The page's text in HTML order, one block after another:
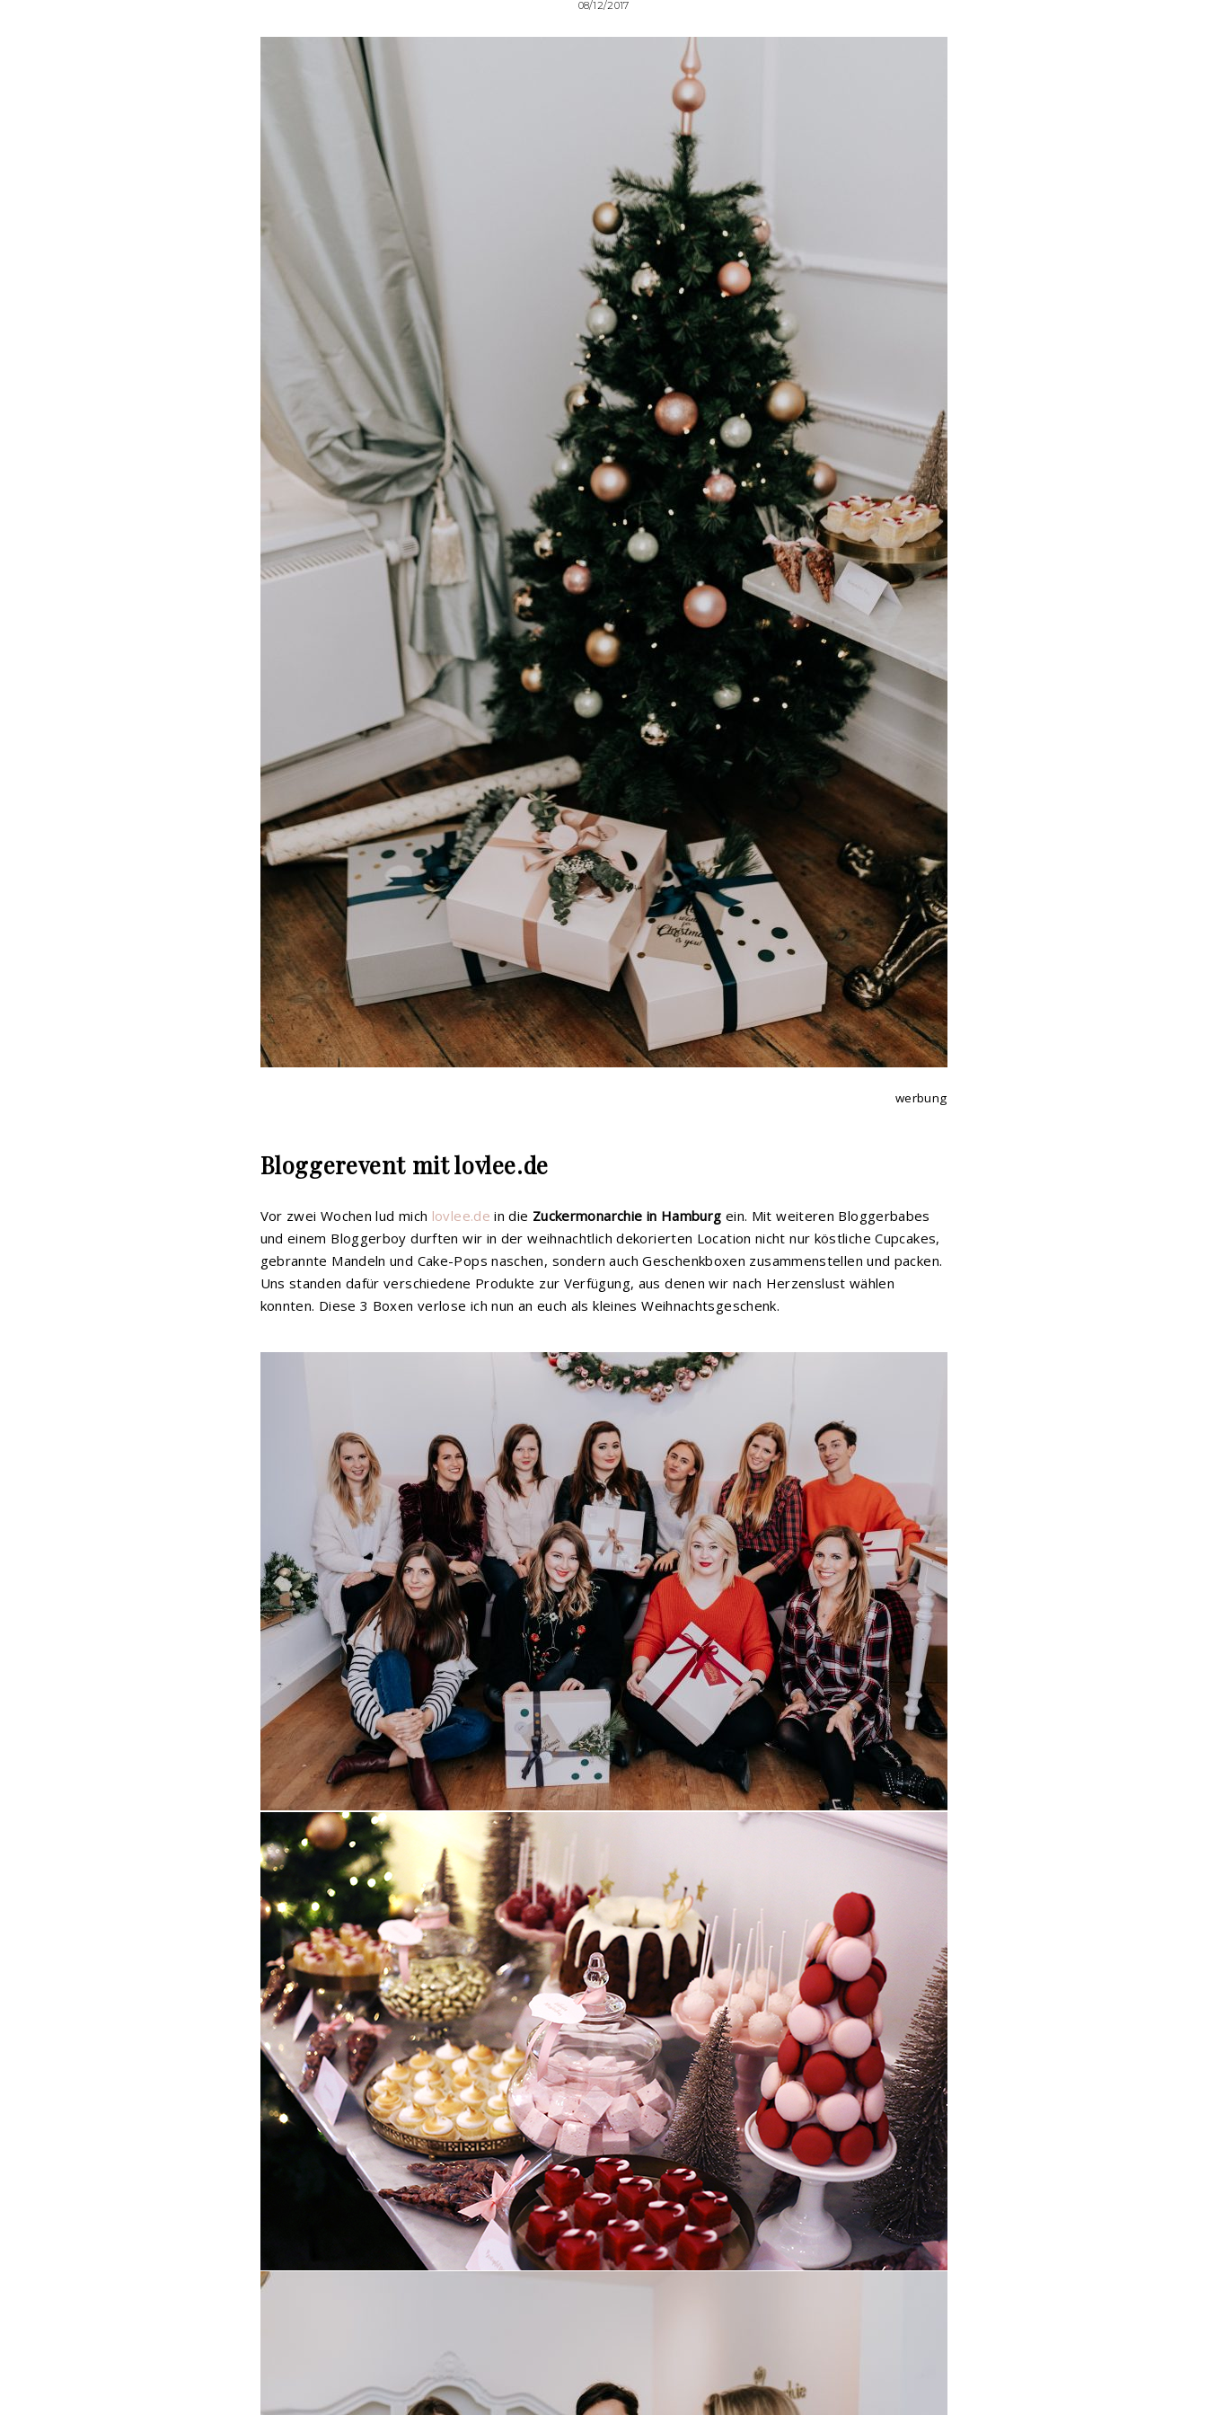
08/12/2017
werbung
Bloggerevent mit lovlee.de
Vor zwei Wochen lud mich lovlee.de in die Zuckermonarchie in Hamburg ein. Mit weiteren Bloggerbabes
und einem Bloggerboy durften wir in der weihnachtlich dekorierten Location nicht nur köstliche Cupcakes,
gebrannte Mandeln und Cake-Pops naschen, sondern auch Geschenkboxen zusammenstellen und packen.
Uns standen dafür verschiedene Produkte zur Verfügung, aus denen wir nach Herzenslust wählen
konnten. Diese 3 Boxen verlose ich nun an euch als kleines Weihnachtsgeschenk.